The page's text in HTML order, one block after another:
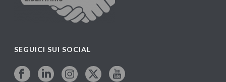
SEGUICI SUI SOCIAL